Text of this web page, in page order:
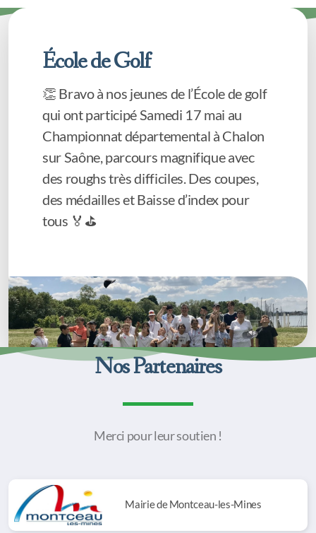
École de Golf
👏 Bravo à nos jeunes de l’École de golf
qui ont participé Samedi 17 mai au
Championnat départemental à Chalon
sur Saône, parcours magnifique avec
des roughs très difficiles. Des coupes,
des médailles et Baisse d’index pour
tous 🏅⛳
Nos Partenaires
Merci pour leur soutien !
Mairie de Montceau-les-Mines